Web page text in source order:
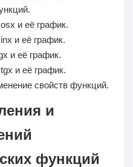
и её график.
и её график.
и её график.
и её график.
свойств функций.
и
функций